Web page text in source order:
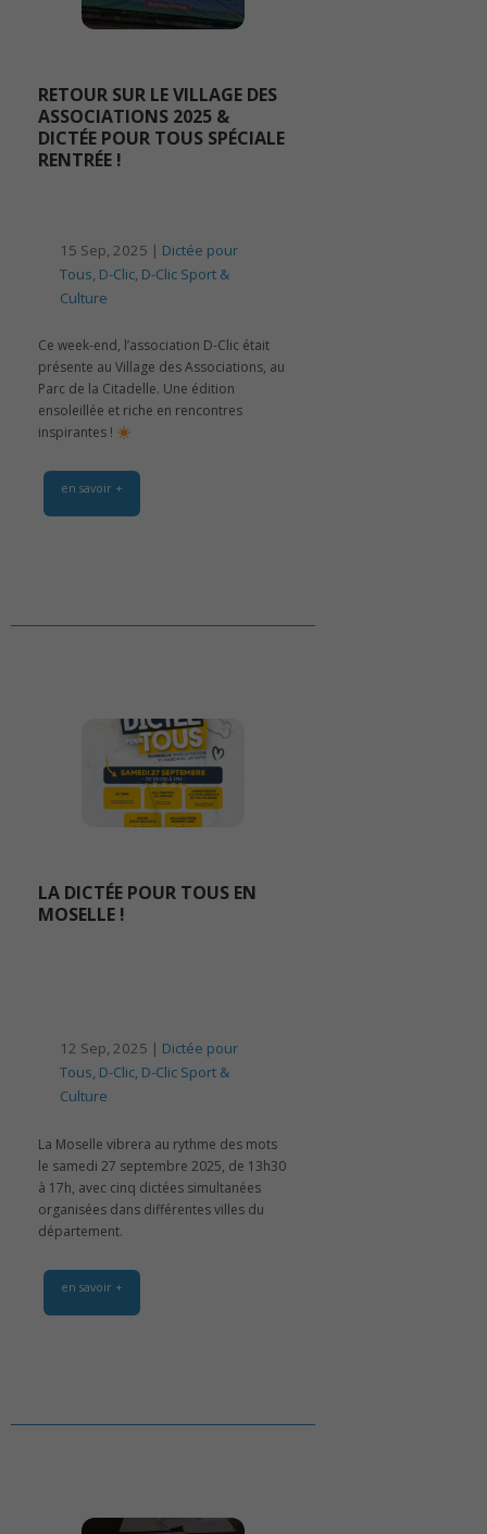
RETOUR SUR LE VILLAGE DES
ASSOCIATIONS 2025 &
DICTÉE POUR TOUS SPÉCIALE
RENTRÉE !
15 Sep, 2025 | Dictée pour
Tous, D-Clic, D-Clic Sport &
Culture
Ce week-end, l’association D-Clic était
présente au Village des Associations, au
Parc de la Citadelle. Une édition
ensoleillée et riche en rencontres
inspirantes !
en savoir +
LA DICTÉE POUR TOUS EN
MOSELLE !
12 Sep, 2025 | Dictée pour
Tous, D-Clic, D-Clic Sport &
Culture
La Moselle vibrera au rythme des mots
le samedi 27 septembre 2025, de 13h30
à 17h, avec cinq dictées simultanées
organisées dans différentes villes du
département.
en savoir +